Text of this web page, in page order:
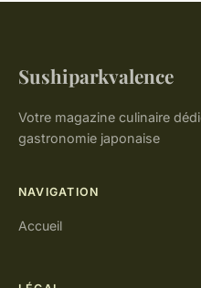
Sushiparkvalence
Votre magazine culinaire
gastronomie japonaise
NAVIGATION
Accueil